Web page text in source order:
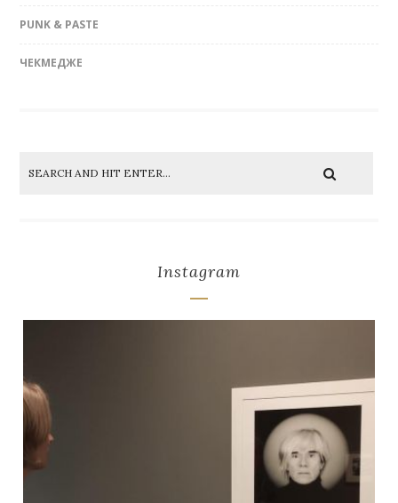
PUNK & PASTE
ЧЕКМЕДЖЕ
Instagram